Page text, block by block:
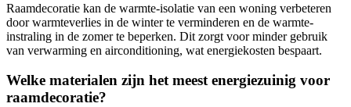
Raamdecoratie kan de warmte-isolatie van een woning verbeteren
door warmteverlies in de winter te verminderen en de warmte-
instraling in de zomer te beperken. Dit zorgt voor minder gebruik
van verwarming en airconditioning, wat energiekosten bespaart.
Welke materialen zijn het meest energiezuinig voor
raamdecoratie?